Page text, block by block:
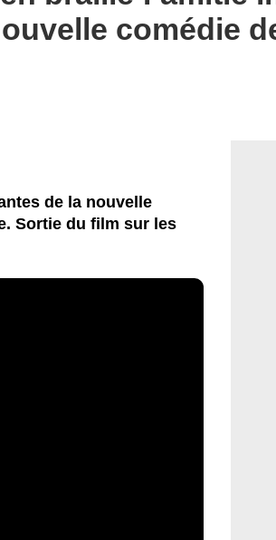
comédie
cet article
de la nouvelle
Sortie du film sur les